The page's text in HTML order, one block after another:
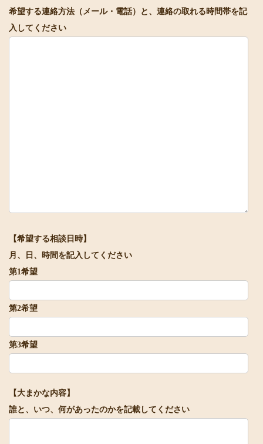
希望する連絡方法（メール・電話）と、連絡の取れる時間帯を記
入してください
【希望する相談日時】
月、日、時間を記入してください
第1希望
第2希望
第3希望
【大まかな内容】
誰と、いつ、何があったのかを記載してください